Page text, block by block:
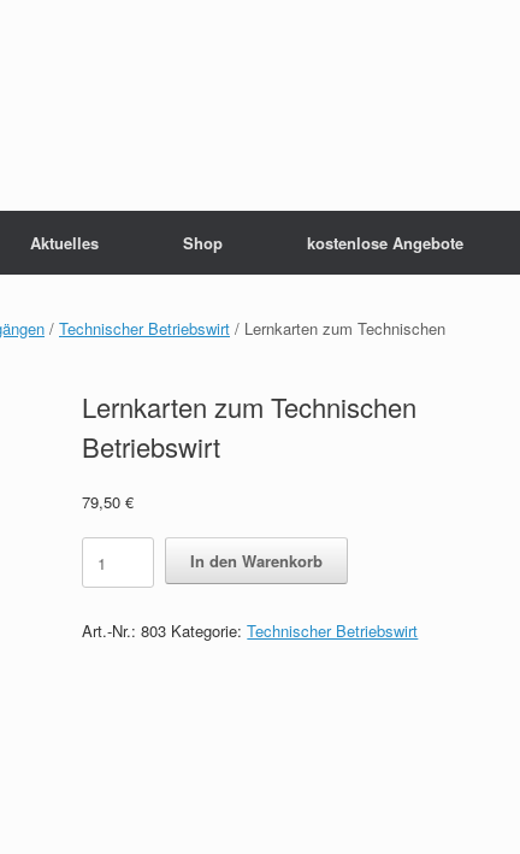
Aktuelles Shop kostenlose Angebote
/ Technischer Betriebswirt / Lernkarten zum Technischen
Lernkarten zum Technischen
Betriebswirt
79,50€
Lernkarten
zum
Technischen
quantity
In den Warenkorb
Art.-Nr.:803 Kategorie:Technischer Betriebswirt